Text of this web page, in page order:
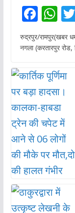
F
ac
e
o
o
k
W
h
at
A
p
p
रुद्रपुर/रामपुर(खबर
नगला (करतारपुर